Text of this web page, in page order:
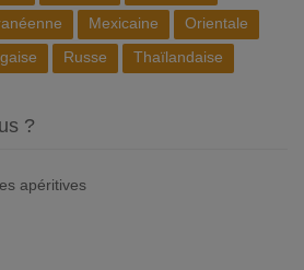
Mexicaine
Orientale
Russe Thaïlandaise
?
apéritives